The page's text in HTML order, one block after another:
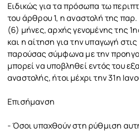
Ειδικώς για τα πρόσωπα τω
του άρθρου 1, η αναστολή της παρ.
(6) μήνες, αρχής γενομένης της
και η αίτηση για την υπαγωγή
παρούσας σύμφωνα με την
μπορεί να υποβληθεί εντός του
αναστολής, ήτοι μέχρι την 31η
Επισήμανση
- Όσοι υπαχθούν στη ρύθμιση